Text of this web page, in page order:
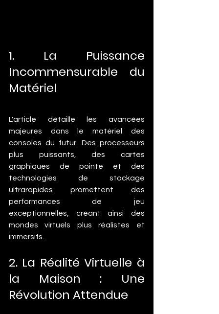
1. La Puissance
Incommensurable du
Matériel
L'article détaille les avancées
majeures dans le matériel des
consoles du futur. Des processeurs
plus puissants, des cartes
graphiques de pointe et des
technologies de stockage
ultrarapides promettent des
performances de jeu
exceptionnelles, créant ainsi des
mondes virtuels plus réalistes et
immersifs.
2. La Réalité Virtuelle à
la Maison : Une
Révolution Attendue